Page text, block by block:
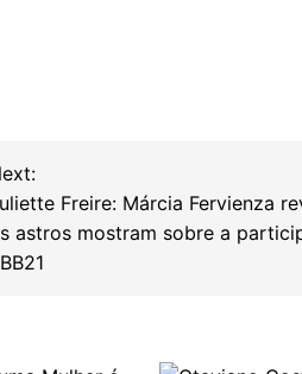
Freire: Márcia Fervienza
astros mostram sobre a